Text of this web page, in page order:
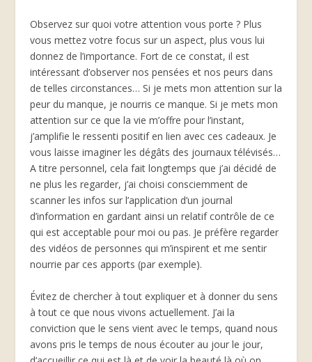
Observez sur quoi votre attention vous porte ? Plus
vous mettez votre focus sur un aspect, plus vous lui
donnez de l’importance. Fort de ce constat, il est
intéressant d’observer nos pensées et nos peurs dans
de telles circonstances… Si je mets mon attention sur la
peur du manque, je nourris ce manque. Si je mets mon
attention sur ce que la vie m’offre pour l’instant,
j’amplifie le ressenti positif en lien avec ces cadeaux. Je
vous laisse imaginer les dégâts des journaux télévisés…
A titre personnel, cela fait longtemps que j’ai décidé de
ne plus les regarder, j’ai choisi consciemment de
scanner les infos sur l’application d’un journal
d’information en gardant ainsi un relatif contrôle de ce
qui est acceptable pour moi ou pas. Je préfère regarder
des vidéos de personnes qui m’inspirent et me sentir
nourrie par ces apports (par exemple).
Évitez de chercher à tout expliquer et à donner du sens
à tout ce que nous vivons actuellement. J’ai la
conviction que le sens vient avec le temps, quand nous
avons pris le temps de nous écouter au jour le jour,